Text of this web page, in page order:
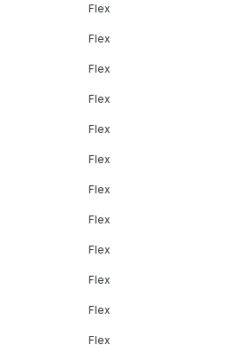
Flex
Flex
Flex
Flex
Flex
Flex
Flex
Flex
Flex
Flex
Flex
Flex